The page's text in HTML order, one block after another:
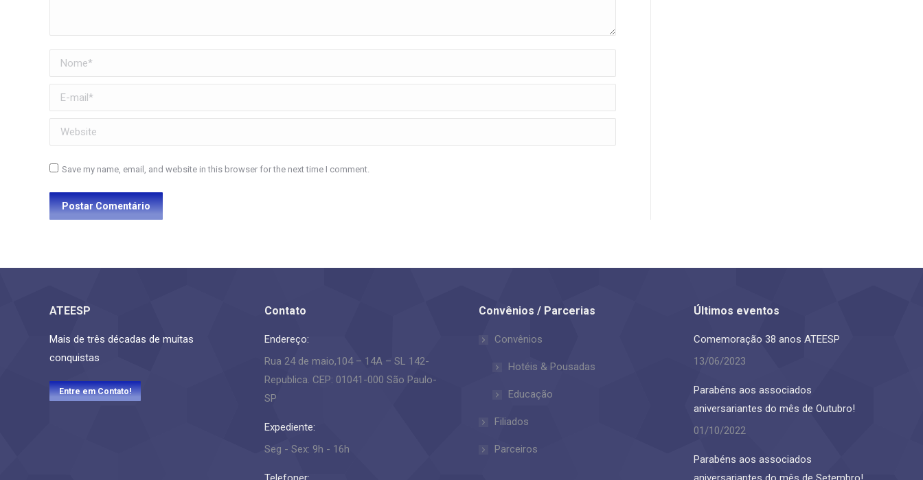
Nome *
E-mail *
Website
Save my name, email, and website in this browser for the next time I comment.
Postar Comentário
ATEESP
Mais de três décadas de muitas
conquistas
Entre em Contato!
Contato
Endereço:
Rua 24 de maio,104 – 14A – SL 142-
Republica. CEP: 01041-000 São Paulo-
SP
Expediente:
Seg - Sex: 9h - 16h
Convênios / Parcerias
Convênios
Hotéis & Pousadas
Educação
Filiados
Parceiros
Últimos eventos
Comemoração 38 anos ATEESP
13/06/2023
Parabéns aos associados
aniversariantes do mês de Outubro!
01/10/2022
Parabéns aos associados